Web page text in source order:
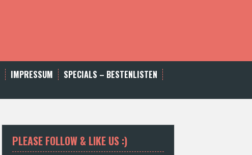
IMPRESSUM
SPECIALS – BESTENLISTEN
PLEASE FOLLOW & LIKE US :)